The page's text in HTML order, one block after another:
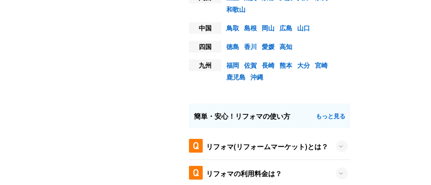
和歌山
中国
鳥取 島根 岡山 広島
山口
四国
徳島 香川 愛媛 高知
九州
福岡 佐賀 長崎 熊本 大分 宮崎
鹿児島 沖縄
簡単・安心！リフォマの使い方 もっと見る
リフォマ(リフォームマーケット)とは？
リフォマの利用料金は？